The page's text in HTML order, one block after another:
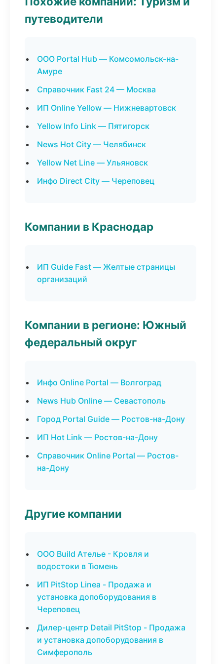
путеводители
ООО Portal Hub — Комсомольск-на-
Амуре
Справочник Fast 24 — Москва
ИП Online Yellow — Нижневартовск
Yellow Info Link — Пятигорск
News Hot City — Челябинск
Yellow Net Line — Ульяновск
Инфо Direct City — Череповец
Компании в Краснодар
ИП Guide Fast — Желтые страницы
организаций
Компании в регионе: Южный
федеральный округ
Инфо Online Portal — Волгоград
News Hub Online — Севастополь
Город Portal Guide — Ростов-на-Дону
ИП Hot Link — Ростов-на-Дону
Справочник Online Portal — Ростов-
на-Дону
Другие компании
ООО Build Ателье - Кровля и
водостоки в Тюмень
ИП PitStop Linea - Продажа и
установка допоборудования в
Череповец
Дилер-центр Detail PitStop - Продажа
и установка допоборудования в
Симферополь